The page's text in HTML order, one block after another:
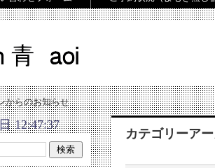
からのお知らせ
カテゴリーア
12:47:37